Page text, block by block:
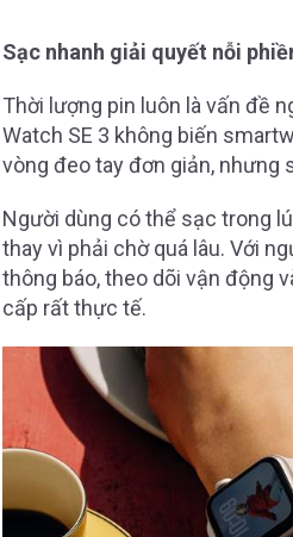
Sạc nhanh giải quyết nỗi
Thời lượng pin luôn là vấn đề
Watch SE 3 không biến
vòng đeo tay đơn giản, nhưng
Người dùng có thể sạc trong
thay vì phải chờ quá lâu. Với
thông báo, theo dõi vận động
cấp rất thực tế.